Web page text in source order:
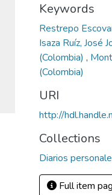
Keywords
Restrepo
Isaza Ruíz,
(Colombia) ,
(Colombia)
URI
http://
Collections
Diarios
Full item